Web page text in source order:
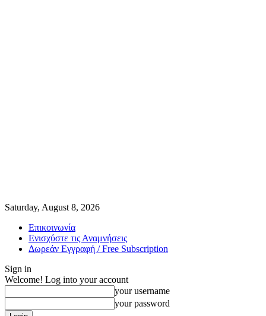
Saturday, August 8, 2026
Επικοινωνία
Ενισχύστε τις Αναμνήσεις
Δωρεάν Εγγραφή / Free Subscription
Sign in
Welcome! Log into your account
your username
your password